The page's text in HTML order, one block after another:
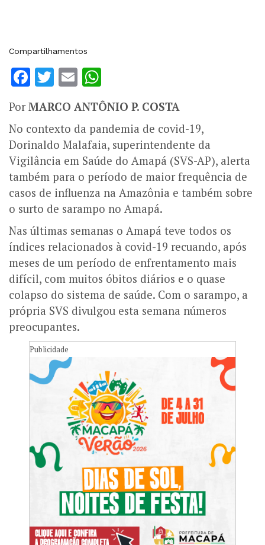
Compartilhamentos
Facebook
Twitter
Email
PorMARCO ANTÔNIO P. COSTA
No contexto da pandemia de covid-19,
Dorinaldo Malafaia, superintendente da
Vigilância em Saúde do Amapá (SVS-AP), alerta
também para o período de maior frequência de
casos de influenza na Amazônia e também sobre
o surto de sarampo no Amapá.
Nas últimas semanas o Amapá teve todos os
índices relacionados à covid-19 recuando, após
meses de um período de enfrentamento mais
difícil, com muitos óbitos diários e o quase
colapso do sistema de saúde. Com o sarampo, a
própria SVS divulgou esta semana números
preocupantes.
Publicidade